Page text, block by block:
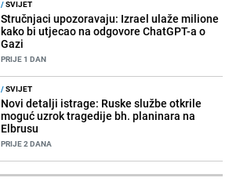
/SVIJET
Stručnjaci upozoravaju: Izrael ulaže milione
kako bi utjecao na odgovore ChatGPT-a o
Gazi
PRIJE 1 DAN
/SVIJET
Novi detalji istrage: Ruske službe otkrile
moguć uzrok tragedije bh. planinara na
Elbrusu
PRIJE 2 DANA